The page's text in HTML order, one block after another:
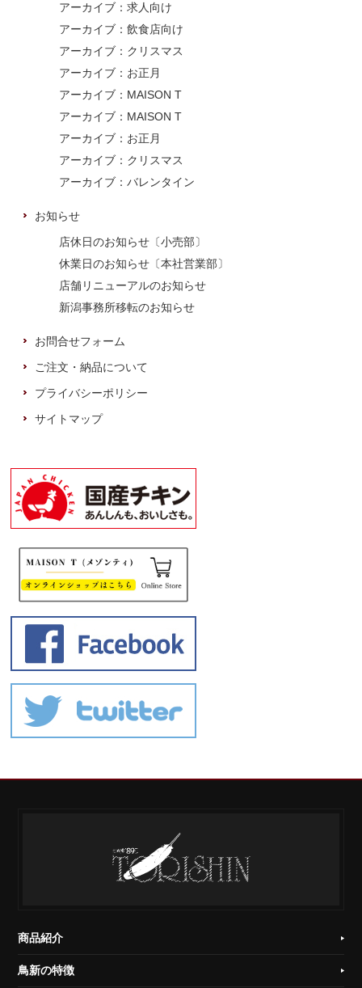
アーカイブ：求人向け
アーカイブ：飲食店向け
アーカイブ：クリスマス
アーカイブ：お正月
アーカイブ：MAISON T
アーカイブ：MAISON T
アーカイブ：お正月
アーカイブ：クリスマス
アーカイブ：バレンタイン
お知らせ
店休日のお知らせ〔小売部〕
休業日のお知らせ〔本社営業部〕
店舗リニューアルのお知らせ
新潟事務所移転のお知らせ
お問合せフォーム
ご注文・納品について
プライバシーポリシー
サイトマップ
商品紹介
鳥新の特徴